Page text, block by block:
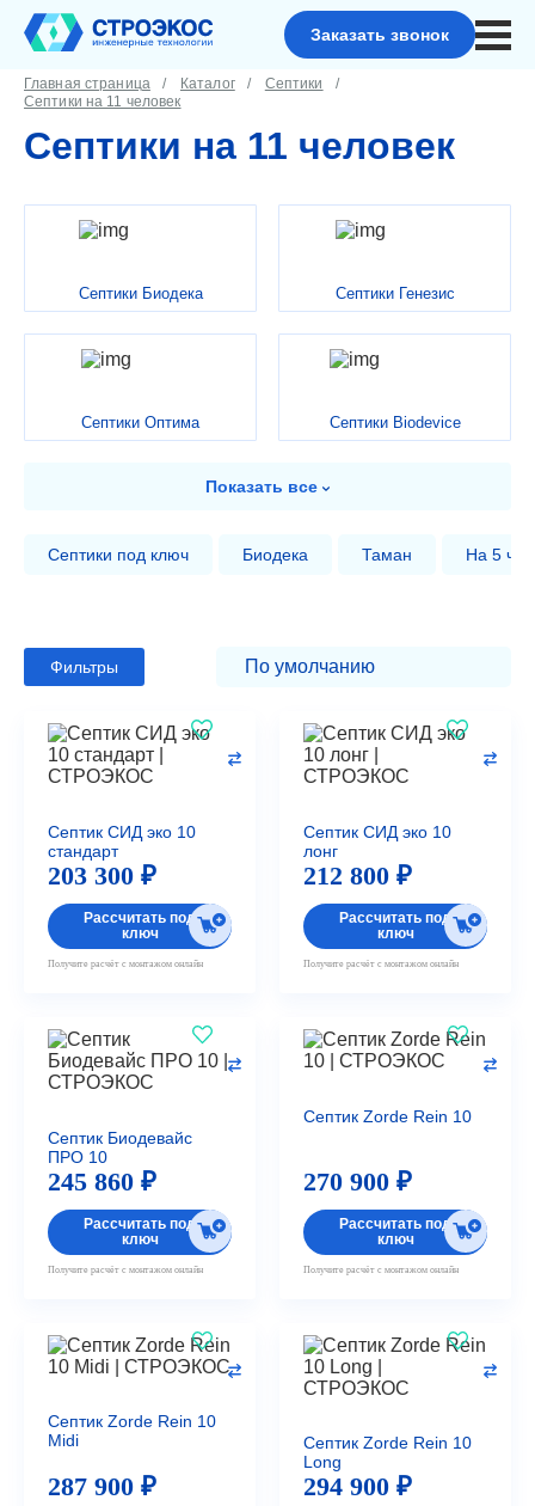
Заказать звонок
Главная страница Каталог
Септики
Септики на 11 человек
Септики на 11 человек
Септики Биодека Септики Генезис
Септики Оптима Септики Biodevice
Показать все
Септики под ключ Биодека Таман На 5
Фильтры
Септик СИД эко 10
стандарт
203 300 ₽
Рассчитать под
ключ
Получите расчёт с монтажом онлайн
Септик СИД эко 10
лонг
212 800 ₽
Рассчитать под
ключ
Получите расчёт с монтажом онлайн
Септик Биодевайс
ПРО 10
245 860 ₽
Рассчитать под
ключ
Получите расчёт с монтажом онлайн
Септик Zorde Rein 10
270 900 ₽
Рассчитать под
ключ
Получите расчёт с монтажом онлайн
Септик Zorde Rein 10
Midi
287 900 ₽
Септик Zorde Rein 10
Long
294 900 ₽